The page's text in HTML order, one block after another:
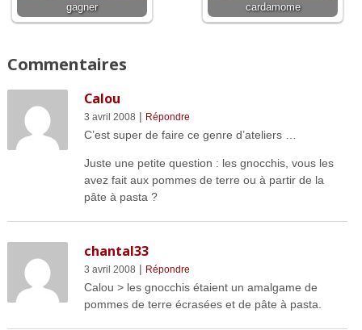
gagner
cardamome
Commentaires
Calou
3 avril 2008 | Répondre
C’est super de faire ce genre d’ateliers …
Juste une petite question : les gnocchis, vous les
avez fait aux pommes de terre ou à partir de la
pâte à pasta ?
chantal33
3 avril 2008 | Répondre
Calou > les gnocchis étaient un amalgame de
pommes de terre écrasées et de pâte à pasta.